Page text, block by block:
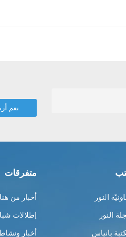
النور
النور
بانياس
متفرقات
أخبار من
إطلالات
أخبار